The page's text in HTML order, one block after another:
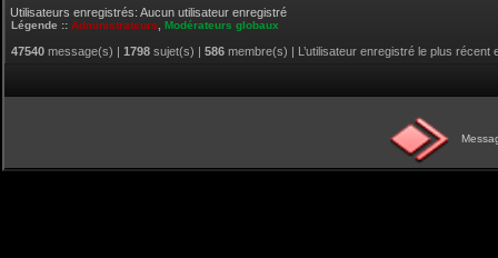
Utilisateurs enregistrés: Aucun utilisateur enregistré
Légende :: Administrateurs Modérateurs globaux
47540 message(s) | 1798 sujet(s) | 586 membre(s) | L’utilisateur enregistré le plus récent